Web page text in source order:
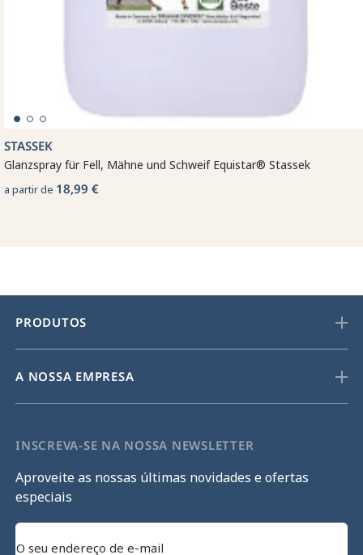
STASSEK
Glanzspray für Fell, Mähne und Schweif Equistar® Stassek
a partir de 18,99 €
PRODUTOS
A NOSSA EMPRESA
INSCREVA-SE NA NOSSA NEWSLETTER
Aproveite as nossas últimas novidades e ofertas
especiais